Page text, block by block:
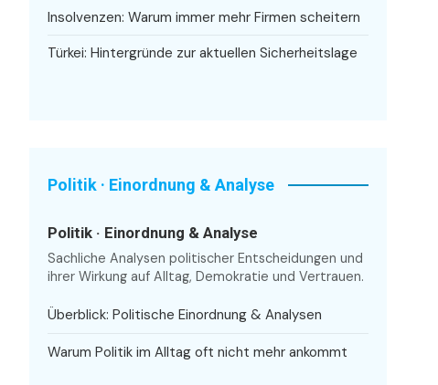
Insolvenzen: Warum immer mehr Firmen scheitern
Türkei: Hintergründe zur aktuellen Sicherheitslage
Politik · Einordnung & Analyse
Politik · Einordnung & Analyse
Sachliche Analysen politischer Entscheidungen und
ihrer Wirkung auf Alltag, Demokratie und Vertrauen.
Überblick: Politische Einordnung & Analysen
Warum Politik im Alltag oft nicht mehr ankommt